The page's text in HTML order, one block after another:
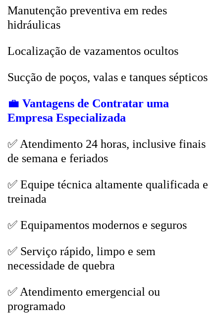
Manutenção preventiva em redes
hidráulicas
Localização de vazamentos ocultos
Sucção de poços, valas e tanques sépticos
💼 Vantagens de Contratar uma
Empresa Especializada
✅ Atendimento 24 horas, inclusive finais
de semana e feriados
✅ Equipe técnica altamente qualificada e
treinada
✅ Equipamentos modernos e seguros
✅ Serviço rápido, limpo e sem
necessidade de quebra
✅ Atendimento emergencial ou
programado